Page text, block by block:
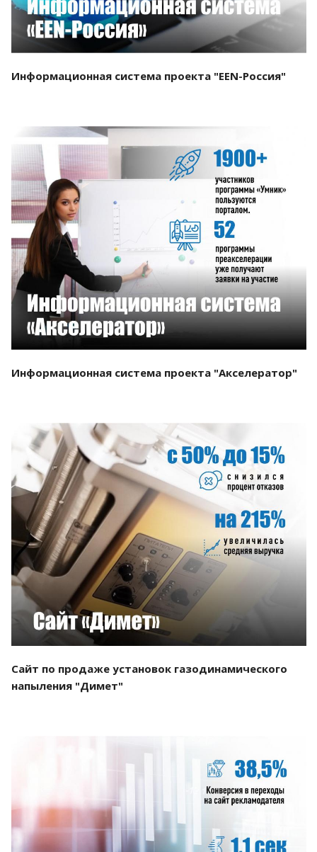
Информационная система проекта "EEN-Россия"
Смотреть проект
Информационная система проекта "Акселератор"
Смотреть проект
Сайт по продаже установок газодинамического
напыления "Димет"